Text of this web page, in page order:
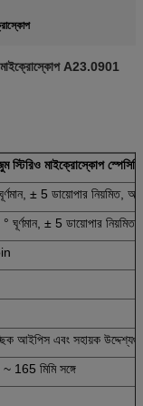
মাইক্রোস্কোপ A23.0901
মাইক্রোস্কোপ
± 5 ডায়োপার নিয়মিত,
ঘূর্ণমান, ± 5 ডায়োপার
আইপিস এবং সহায়ক
165 মিমি সঙ্গে